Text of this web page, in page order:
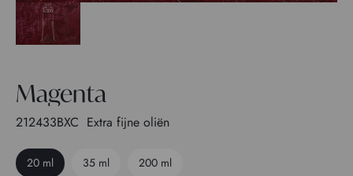
Magenta
212433BXC Extra fijne oliën
20 ml 35 ml 200 ml